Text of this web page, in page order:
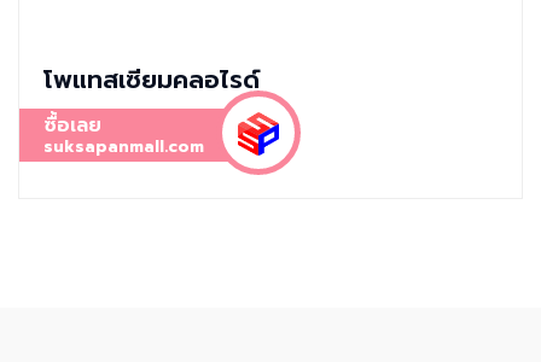
โพแทสเซียมคลอไรด์
ซื้อเลย
suksapanmall.com